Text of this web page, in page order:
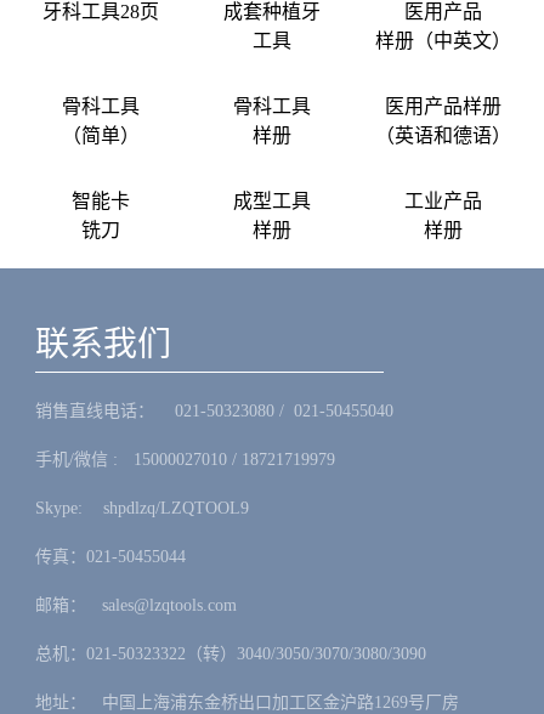
牙科工具28页
成套种植牙
工具
医用产品
样册（中英文）
骨科工具
（简单）
骨科工具
样册
医用产品样册
（英语和德语）
智能卡
铣刀
成型工具
样册
工业产品
样册
联系我们
销售直线电话：ㅤ 021-50323080 / 021-50455040
手机/微信 :ㅤ15000027010 / 18721719979
Skype: ㅤshpdlzq/LZQTOOL9
传真：021-50455044
邮箱：ㅤsales@lzqtools.com
总机：021-50323322（转）3040/3050/3070/3080/3090
地址：ㅤ中国上海浦东金桥出口加工区金沪路1269号厂房